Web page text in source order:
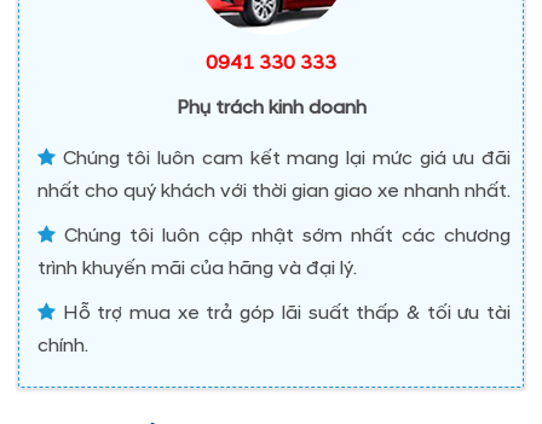
0941 330 333
Phụ trách kinh doanh
Chúng tôi luôn cam kết mang lại mức giá ưu đãi
nhất cho quý khách với thời gian giao xe nhanh nhất.
Chúng tôi luôn cập nhật sớm nhất các chương
trình khuyến mãi của hãng và đại lý.
Hỗ trợ mua xe trả góp lãi suất thấp & tối ưu tài
chính.